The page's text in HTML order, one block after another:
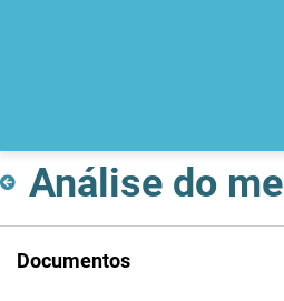
Documentos